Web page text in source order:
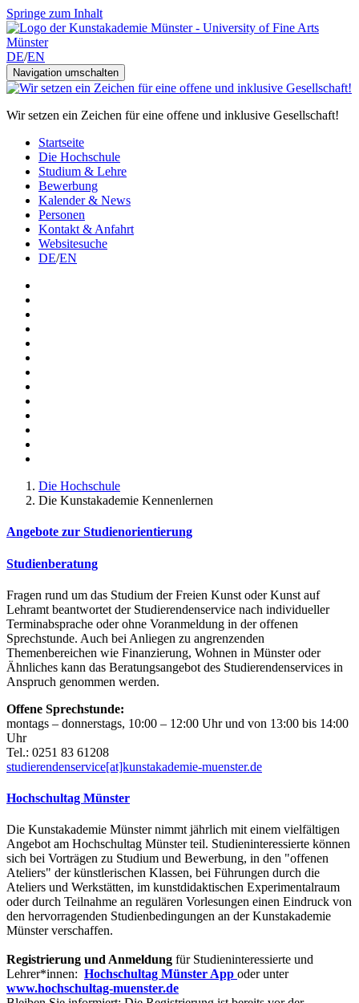
Springe zum Inhalt
DE/EN
Navigation umschalten
Wir setzen ein Zeichen für eine offene und inklusive Gesellschaft!
Startseite
Die Hochschule
Studium & Lehre
Bewerbung
Kalender & News
Personen
Kontakt & Anfahrt
Websitesuche
DE/EN
Die Hochschule
Die Kunstakademie Kennenlernen
Angebote zur Studienorientierung
Studienberatung
Fragen rund um das Studium der Freien Kunst oder Kunst auf
Lehramt beantwortet der Studierendenservice nach individueller
Terminabsprache oder ohne Voranmeldung in der offenen
Sprechstunde. Auch bei Anliegen zu angrenzenden
Themenbereichen wie Finanzierung, Wohnen in Münster oder
Ähnliches kann das Beratungsangebot des Studierendenservices in
Anspruch genommen werden.
Offene Sprechstunde:
montags – donnerstags, 10:00 – 12:00 Uhr und von 13:00 bis 14:00
Uhr
Tel.: 0251 83 61208
studierendenservice[at]kunstakademie-muenster.de
Hochschultag Münster
Die Kunstakademie Münster nimmt jährlich mit einem vielfältigen
Angebot am Hochschultag Münster teil. Studieninteressierte können
sich bei Vorträgen zu Studium und Bewerbung, in den "offenen
Ateliers" der künstlerischen Klassen, bei Führungen durch die
Ateliers und Werkstätten, im kunstdidaktischen Experimentalraum
oder durch Teilnahme an regulären Vorlesungen einen Eindruck von
den hervorragenden Studienbedingungen an der Kunstakademie
Münster verschaffen.
Registrierung und Anmeldung für Studieninteressierte und
Lehrer*innen: Hochschultag Münster App oder unter
www.hochschultag-muenster.de